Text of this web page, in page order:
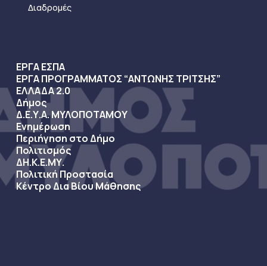
Διαδρομές
ΕΡΓΑ ΕΣΠΑ
ΕΡΓΑ ΠΡΟΓΡΑΜΜΑΤΟΣ “ΑΝΤΩΝΗΣ ΤΡΙΤΣΗΣ”
ΕΛΛΑΔΑ 2.0
Δήμος
Δ.Ε.Υ.Α. ΜΥΛΟΠΟΤΑΜΟΥ
Ενημέρωση
Περιήγηση στο Δήμο
Πολιτισμός
ΔΗ.Κ.Ε.ΜΥ.
Πολιτική Προστασία
Κέντρο Δια Βίου Μάθησης